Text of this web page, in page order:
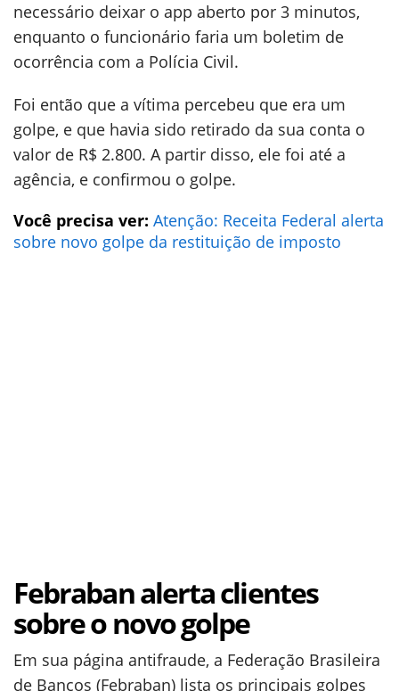
necessário deixar o app aberto por 3 minutos,
enquanto o funcionário faria um boletim de
ocorrência com a Polícia Civil.
Foi então que a vítima percebeu que era um
golpe, e que havia sido retirado da sua conta o
valor de R$ 2.800. A partir disso, ele foi até a
agência, e confirmou o golpe.
Você precisa ver: Atenção: Receita Federal alerta
sobre novo golpe da restituição de imposto
Febraban alerta clientes
sobre o novo golpe
Em sua página antifraude, a Federação Brasileira
de Bancos (Febraban) lista os principais golpes